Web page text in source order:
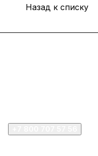
Назад к списку